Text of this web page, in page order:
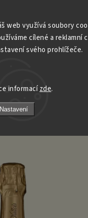
web využívá soubory
cílené a
svého prohlížeče.
informacízde.
Nastavení
Trezor:
-